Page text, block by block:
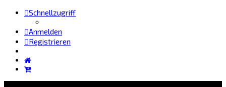
Schnellzugriff
Anmelden
Registrieren